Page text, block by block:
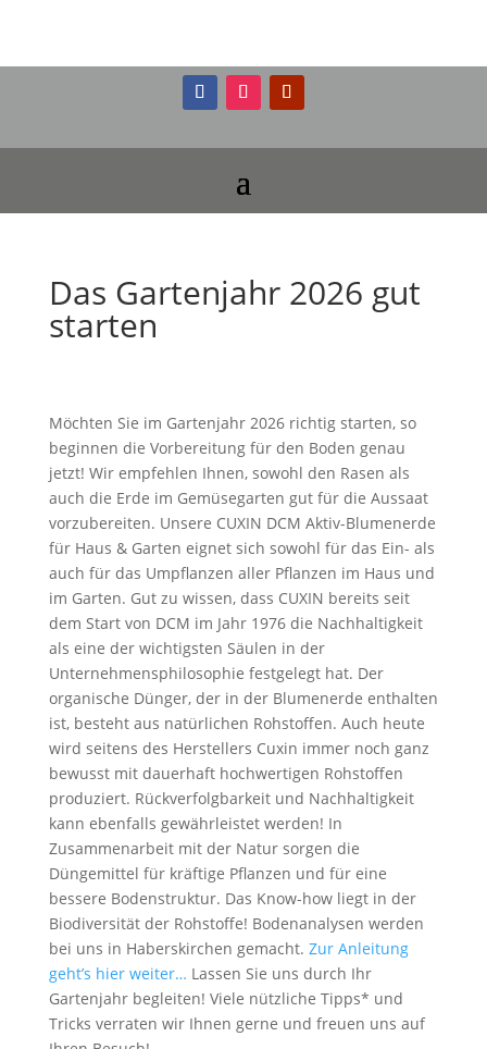
Das Gartenjahr 2026 gut
starten
Möchten Sie im Gartenjahr 2026 richtig starten, so
beginnen die Vorbereitung für den Boden genau
jetzt! Wir empfehlen Ihnen, sowohl den Rasen als
auch die Erde im Gemüsegarten gut für die Aussaat
vorzubereiten. Unsere CUXIN DCM Aktiv-Blumenerde
für Haus & Garten eignet sich sowohl für das Ein- als
auch für das Umpflanzen aller Pflanzen im Haus und
im Garten. Gut zu wissen, dass CUXIN bereits seit
dem Start von DCM im Jahr 1976 die Nachhaltigkeit
als eine der wichtigsten Säulen in der
Unternehmensphilosophie festgelegt hat. Der
organische Dünger, der in der Blumenerde enthalten
ist, besteht aus natürlichen Rohstoffen. Auch heute
wird seitens des Herstellers Cuxin immer noch ganz
bewusst mit dauerhaft hochwertigen Rohstoffen
produziert. Rückverfolgbarkeit und Nachhaltigkeit
kann ebenfalls gewährleistet werden! In
Zusammenarbeit mit der Natur sorgen die
Düngemittel für kräftige Pflanzen und für eine
bessere Bodenstruktur. Das Know-how liegt in der
Biodiversität der Rohstoffe! Bodenanalysen werden
bei uns in Haberskirchen gemacht. Zur Anleitung
geht’s hier weiter… Lassen Sie uns durch Ihr
Gartenjahr begleiten! Viele nützliche Tipps* und
Tricks verraten wir Ihnen gerne und freuen uns auf